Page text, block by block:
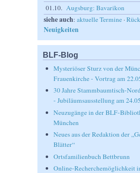
01.10. Augsburg: Bavarikon
siehe auch:aktuelle Termine ·
Neuigkeiten
BLF-Blog
Mysteriöser Sturz von der
Frauenkirche - Vortrag am
30 Jahre Stammbaumtisch-
- Jubiläumsausstellung am
Neuzugänge in der BLF-
München
Neues aus der Redaktion der
Blätter“
Ortsfamilienbuch Bettbrunn
Online-Recherchemöglichkeit